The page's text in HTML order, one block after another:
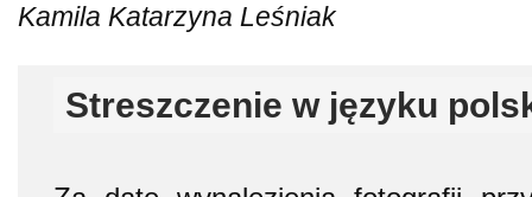
Kamila Katarzyna Leśniak
Streszczenie w języku